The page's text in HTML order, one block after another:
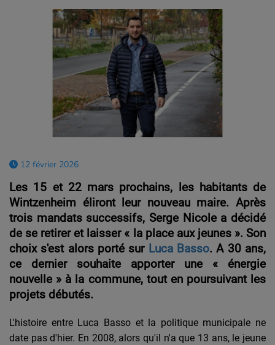
12 février 2026
Les 15 et 22 mars prochains, les habitants de
Wintzenheim éliront leur nouveau maire. Après
trois mandats successifs, Serge Nicole a décidé
de se retirer et laisser « la place aux jeunes ». Son
choix s'est alors porté sur Luca Basso. A 30 ans,
ce dernier souhaite apporter une « énergie
nouvelle » à la commune, tout en poursuivant les
projets débutés.
L'histoire entre Luca Basso et la politique municipale ne
date pas d'hier. En 2008, alors qu'il n'a que 13 ans, le jeune